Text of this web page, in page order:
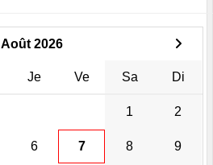
Août 2026
Je Ve Sa Di
1 2
6 7 8 9